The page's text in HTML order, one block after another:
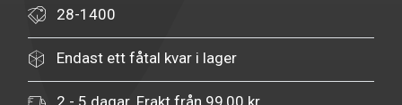
28-1400
Endast ett fåtal kvar i lager